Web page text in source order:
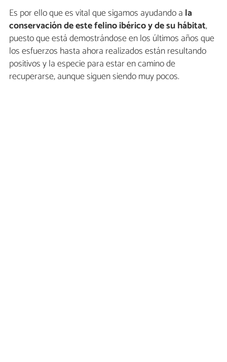
Es por ello que es vital que sigamos ayudando a la
conservación de este felino ibérico y de su hábitat,
puesto que está demostrándose en los últimos años que
los esfuerzos hasta ahora realizados están resultando
positivos y la especie para estar en camino de
recuperarse, aunque siguen siendo muy pocos.